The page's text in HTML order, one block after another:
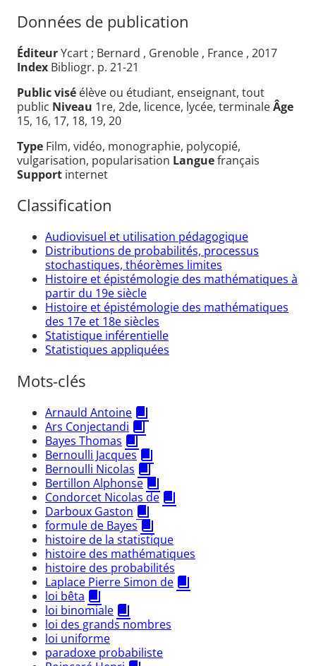
Données de publication
ÉditeurYcart ; Bernard , Grenoble , France , 2017
Index Bibliogr. p. 21-21
Public visé élève ou étudiant, enseignant, tout
public Niveau 1re, 2de, licence, lycée, terminaleÂge
15, 16, 17, 18, 19, 20
Type Film, vidéo, monographie, polycopié,
vulgarisation, popularisation Languefrançais
Support internet
Classification
Audiovisuel et utilisation pédagogique
Distributions de probabilités, processus
stochastiques, théorèmes limites
Histoire et épistémologie des mathématiques à
partir du 19e siècle
Histoire et épistémologie des mathématiques
des 17e et 18e siècles
Statistique inférentielle
Statistiques appliquées
Mots-clés
Arnauld Antoine
Ars Conjectandi
Bayes Thomas
Bernoulli Jacques
Bernoulli Nicolas
Bertillon Alphonse
Condorcet Nicolas de
Darboux Gaston
formule de Bayes
histoire de la statistique
histoire des mathématiques
histoire des probabilités
Laplace Pierre Simon de
loi bêta
loi binomiale
loi des grands nombres
loi uniforme
paradoxe probabiliste